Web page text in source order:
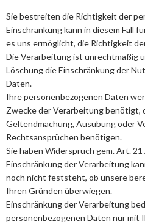
Sie bestreiten die Richtigkeit der
Einschränkung kann in diesem Fall
es uns ermöglicht, die Richtigkeit
Die Verarbeitung ist unrechtmäßig
Löschung die Einschränkung der
Daten.
Ihre personenbezogenen Daten
Zwecke der Verarbeitung benötigt,
Geltendmachung, Ausübung oder
Rechtsansprüchen benötigen.
Sie haben Widerspruch gem. Art.
Einschränkung der Verarbeitung
noch nicht feststeht, ob unsere
Ihren Gründen überwiegen.
Einschränkung der Verarbeitung
personenbezogenen Daten nur mit